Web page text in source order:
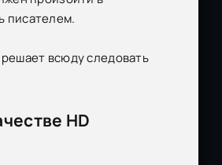
писателем.
всюду следовать
HD